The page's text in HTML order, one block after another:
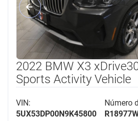
2022 BMW X3
Sports Activity Vehicle
VIN:
5UX53DP00N9K45800
Número